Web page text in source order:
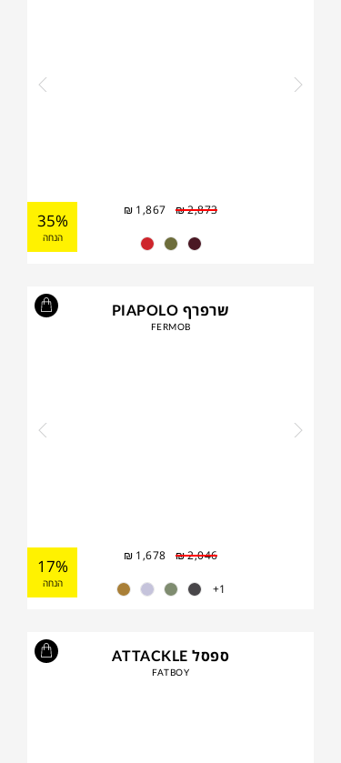
₪2,873
₪ 1,867
35%
הנחה
שרפרף PIAPOLO
FERMOB
₪2,046
₪ 1,678
17%
הנחה 1+
ספסל ATTACKLE
FATBOY